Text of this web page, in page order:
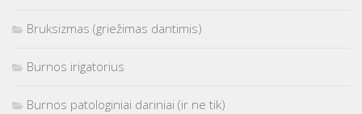
Bruksizmas (griežimas dantimis)
Burnos irigatorius
Burnos patologiniai dariniai (ir ne tik)